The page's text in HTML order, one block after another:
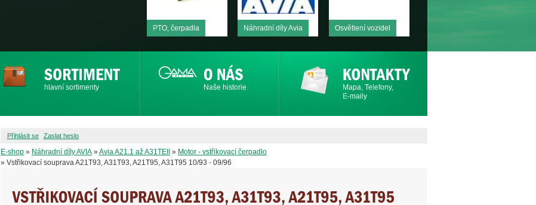
PTO, čerpadla Náhradní díly Avia Osvětlení vozidel
hlavní sortimenty Naše historie
Mapa, Telefony,
E-maily
Přihlásit se Zaslat heslo
E-shop » Náhradní díly AVIA »Avia A21.1 až A31TEII » Motor - vstřikovací čerpadlo
» Vstřikovací souprava A21T93, A31T93, A21T95, A31T95 10/93 - 09/96